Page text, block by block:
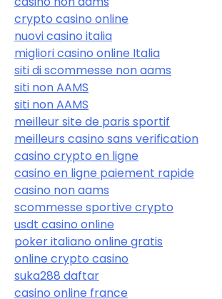
crypto casino online
nuovi casino italia
migliori casino online Italia
siti di scommesse non aams
siti non AAMS
siti non AAMS
meilleur site de paris sportif
meilleurs casino sans verification
casino crypto en ligne
casino en ligne paiement rapide
casino non aams
scommesse sportive crypto
usdt casino online
poker italiano online gratis
online crypto casino
suka288 daftar
casino online france